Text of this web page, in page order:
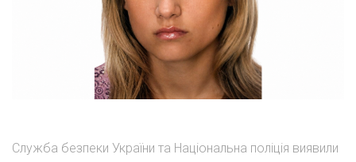
Служба безпеки України та Національна поліція виявили